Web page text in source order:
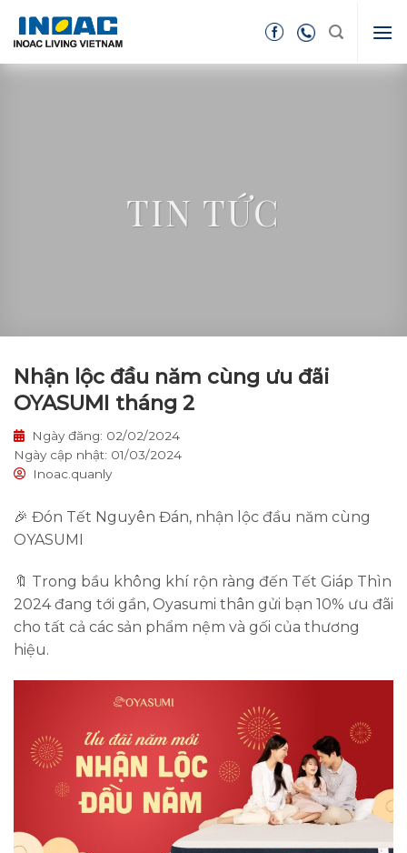
TIN TỨC
Nhận lộc đầu năm cùng ưu đãi
OYASUMI tháng 2
Ngày đăng: 02/02/2024
Ngày cập nhật: 01/03/2024
Inoac.quanly
🎉 Đón Tết Nguyên Đán, nhận lộc đầu năm cùng
OYASUMI
🔖 Trong bầu không khí rộn ràng đến Tết Giáp Thìn
2024 đang tới gần, Oyasumi thân gửi bạn 10% ưu đãi
cho tất cả các sản phẩm nệm và gối của thương
hiệu.